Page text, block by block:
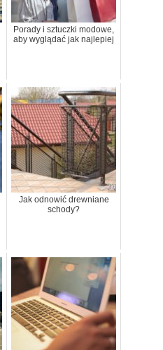
Porady i sztuczki modowe,
aby wyglądać jak najlepiej
Jak odnowić drewniane
schody?